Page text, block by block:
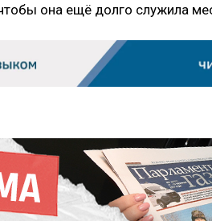
она ещё долго служила